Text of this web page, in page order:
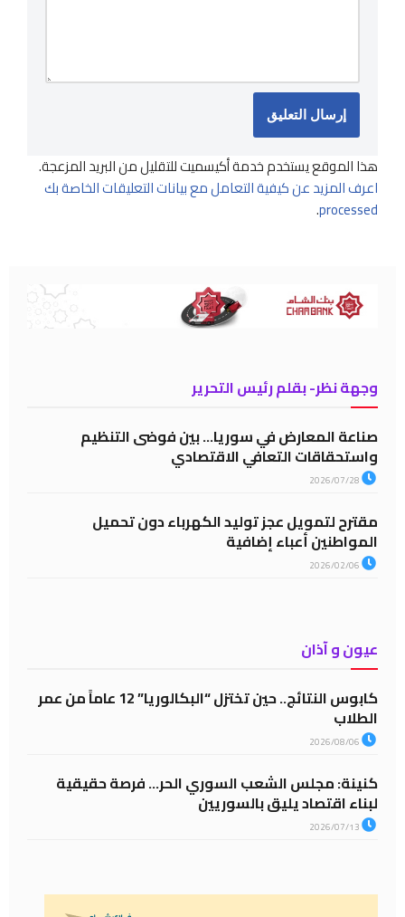
هذا الموقع يستخدم خدمة أكيسميت للتقليل من البريد المزعجة.
اعرف المزيد عن كيفية التعامل مع بيانات التعليقات الخاصة بك
processed
.
وجهة نظر- بقلم رئيس التحرير
صناعة المعارض في سوريا… بين فوضى التنظيم
واستحقاقات التعافي الاقتصادي
مقترح لتمويل عجز توليد الكهرباء دون تحميل
المواطنين أعباء إضافية
عيون و آذان
كابوس النتائج.. حين تختزل “البكالوريا” 12 عاماً من عمر
الطلاب
كنينة: مجلس الشعب السوري الحر… فرصة حقيقية
لبناء اقتصاد يليق بالسوريين